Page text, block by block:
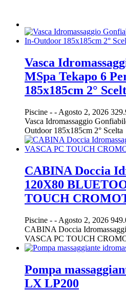
Vasca
MSpa Tekapo 6
185x185cm 2°
Piscine - - Agosto 2, 2026
Vasca Idromassaggio
Outdoor 185x185cm 2° Scelta
CABINA Doccia
120X80
TOUCH
Piscine - - Agosto 2, 2026
CABINA Doccia
VASCA PC TOUCH
Pompa
LX LP200